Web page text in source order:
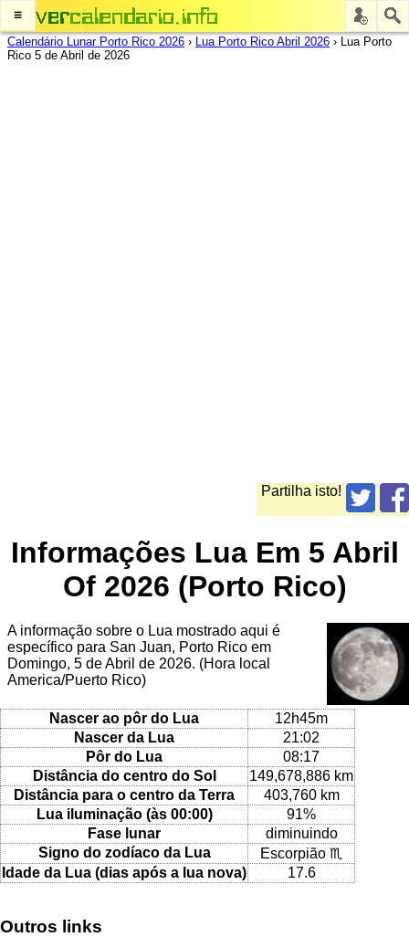
≡
Calendário Lunar Porto Rico 2026 › Lua Porto Rico Abril 2026 › Lua Porto
Rico 5 de Abril de 2026
Partilha isto!
Informações Lua Em 5 Abril
Of 2026 (Porto Rico)
A informação sobre o Lua mostrado aqui é
específico para San Juan, Porto Rico em
Domingo, 5 de Abril de 2026. (Hora local
America/Puerto Rico)
Nascer ao pôr do Lua
12h45m
Nascer da Lua
21:02
Pôr do Lua
08:17
Distância do centro do Sol
149,678,886 km
Distância para o centro da Terra
403,760 km
Lua iluminação (às 00:00)
91%
Fase lunar
diminuindo
Signo do zodíaco da Lua
Escorpião ♏
Idade da Lua (dias após a lua nova)
17.6
Outros links